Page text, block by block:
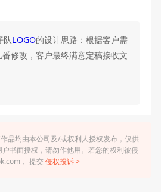
队LOGO的设计思路：根据客户需
修改，客户最终满意定稿接收文
品均由本公司及/或权利人授权发布，仅供
书面授权，请勿作他用。若您的权利被侵
， 提交 侵权投诉 >